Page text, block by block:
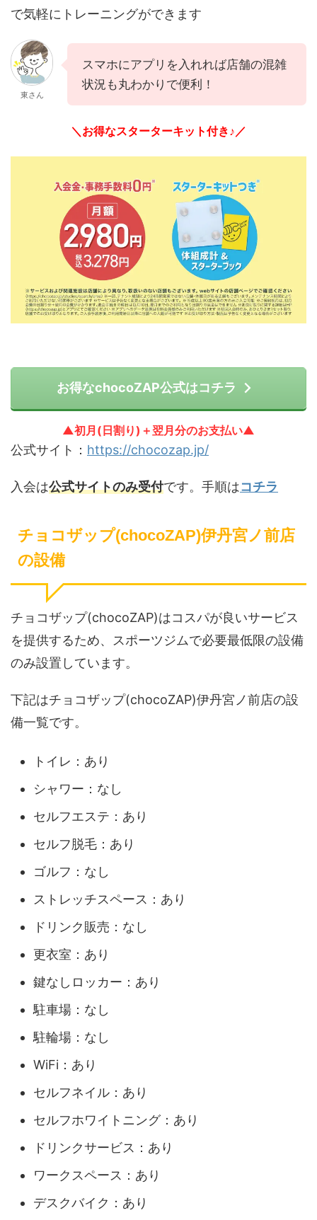
で気軽にトレーニングができます
東さん
スマホにアプリを入れれば店舗の混雑
状況も丸わかりで便利！
＼お得なスターターキット付き♪／
お得なchocoZAP公式はコチラ
▲初月(日割り)＋翌月分のお支払い▲
公式サイト： https://chocozap.jp/
入会は公式サイトのみ受付です。手順はコチラ
チョコザップ(chocoZAP)伊丹宮ノ前店
の設備
チョコザップ(chocoZAP)はコスパが良いサービス
を提供するため、スポーツジムで必要最低限の設備
のみ設置しています。
下記はチョコザップ(chocoZAP)伊丹宮ノ前店の設
備一覧です。
トイレ：あり
シャワー：なし
セルフエステ：あり
セルフ脱毛：あり
ゴルフ：なし
ストレッチスペース：あり
ドリンク販売：なし
更衣室：あり
鍵なしロッカー：あり
駐車場：なし
駐輪場：なし
WiFi：あり
セルフネイル：あり
セルフホワイトニング：あり
ドリンクサービス：あり
ワークスペース：あり
デスクバイク：あり